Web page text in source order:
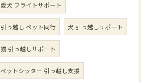
愛犬 フライトサポート
引っ越し ペット同行 犬 引っ越しサポート
猫 引っ越しサポート
ペットシッター 引っ越し支援